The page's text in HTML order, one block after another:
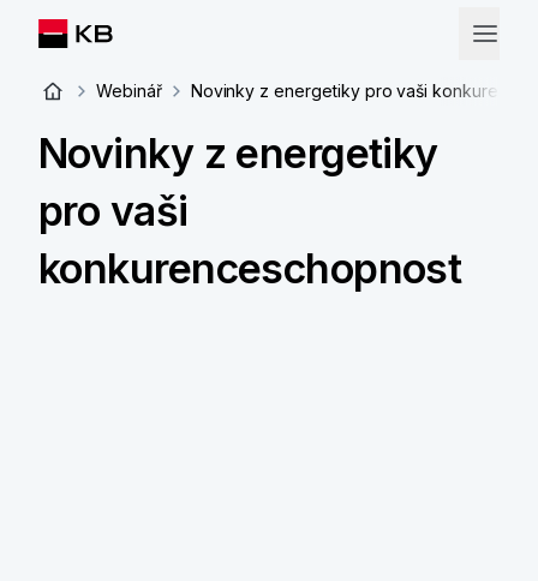
Webinář Novinky z energetiky pro vaši
Novinky z energetiky
pro vaši
konkurenceschopnost